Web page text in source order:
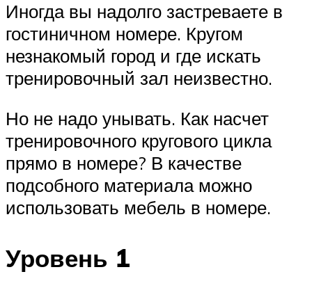
Иногда вы надолго застреваете в
гостиничном номере. Кругом
незнакомый город и где искать
тренировочный зал неизвестно.
Но не надо унывать. Как насчет
тренировочного кругового цикла
прямо в номере? В качестве
подсобного материала можно
использовать мебель в номере.
Уровень 1